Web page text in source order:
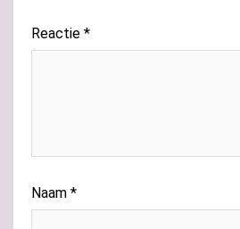
Reactie *
Naam *